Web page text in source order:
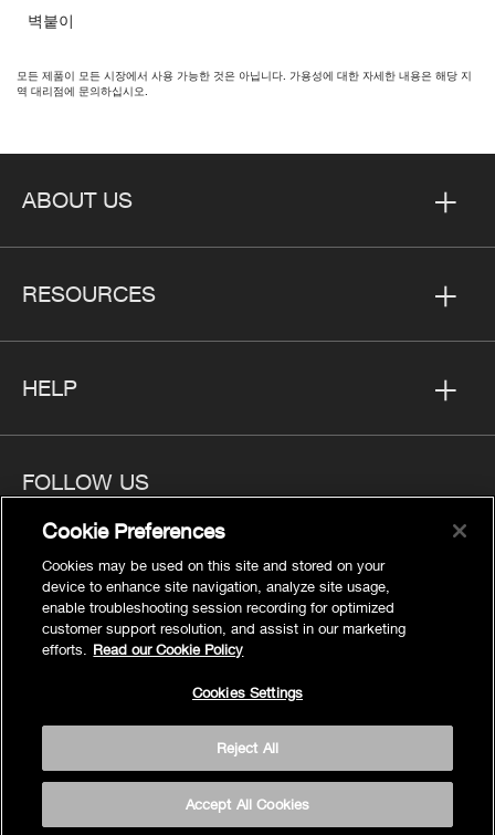
벽붙이
모든 제품이 모든 시장에서 사용 가능한 것은 아닙니다. 가용성에 대한 자세한 내용은 해당 지
역 대리점에 문의하십시오.
ABOUT US
RESOURCES
HELP
FOLLOW US
Privacy
Cookies Settings
Accessibility
© 2026 Kohler Co.
Cookie Preferences
Cookies may be used on this site and stored on your
device to enhance site navigation, analyze site usage,
enable troubleshooting session recording for optimized
customer support resolution, and assist in our marketing
efforts.
Read our Cookie Policy
Cookies Settings
Reject All
Accept All Cookies